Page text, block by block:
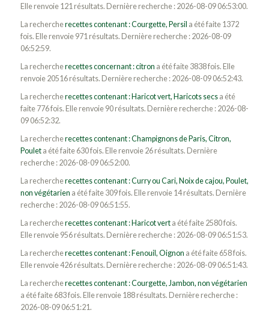
Elle renvoie 121 résultats. Dernière recherche : 2026-08-09 06:53:00.
La rechercherecettes contenant : Courgette, Persil a été faite 1372
fois. Elle renvoie 971 résultats. Dernière recherche : 2026-08-09
06:52:59.
La rechercherecettes concernant : citron a été faite 3838 fois. Elle
renvoie 20516 résultats. Dernière recherche : 2026-08-09 06:52:43.
La rechercherecettes contenant : Haricot vert, Haricots secsa été
faite 776 fois. Elle renvoie 90 résultats. Dernière recherche : 2026-08-
09 06:52:32.
La rechercherecettes contenant : Champignons de Paris, Citron,
Pouleta été faite 630 fois. Elle renvoie 26 résultats. Dernière
recherche : 2026-08-09 06:52:00.
La rechercherecettes contenant : Curry ou Cari, Noix de cajou, Poulet,
non végétarien a été faite 309 fois. Elle renvoie 14 résultats. Dernière
recherche : 2026-08-09 06:51:55.
La rechercherecettes contenant : Haricot verta été faite 2580 fois.
Elle renvoie 956 résultats. Dernière recherche : 2026-08-09 06:51:53.
La rechercherecettes contenant : Fenouil, Oignon a été faite 658 fois.
Elle renvoie 426 résultats. Dernière recherche : 2026-08-09 06:51:43.
La rechercherecettes contenant : Courgette, Jambon, non végétarien
a été faite 683 fois. Elle renvoie 188 résultats. Dernière recherche :
2026-08-09 06:51:21.